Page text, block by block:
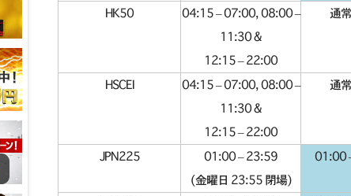
HK50
04:15 – 07:00, 08:00 –
11:30 &
12:15 – 22:00
通
HSCEI
04:15 – 07:00, 08:00 –
11:30 &
12:15 – 22:00
通
JPN225
01:00 – 23:59
(金曜日 23:55 閉場)
01:00